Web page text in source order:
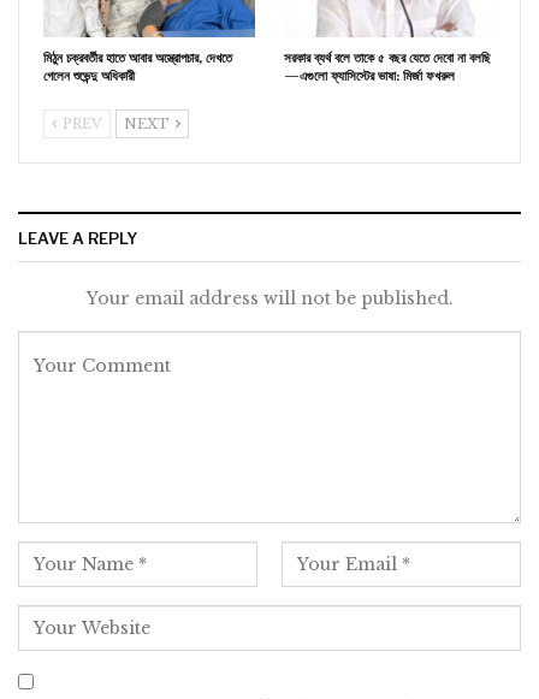
মিঠুন চক্রবর্তীর হাতে আবার অস্ত্রোপচার, দেখতে
গেলেন শুভেন্দু অধিকারী
সরকার ব্যর্থ বলে তাকে ৫ বছর যেতে দেবো না বলছি
—এগুলো ফ্যাসিস্টের ভাষা: মির্জা ফখরুল
PREV NEXT
LEAVE A REPLY
Your email address will not be published.